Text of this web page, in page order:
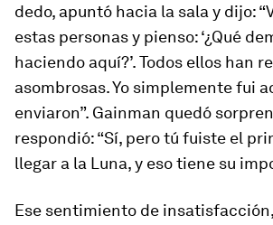
dedo, apuntó hacia la sala y dijo:
estas personas y pienso: ‘¿Qué
haciendo aquí?’. Todos ellos han
asombrosas. Yo simplemente fui
enviaron”. Gainman quedó
respondió: “Sí, pero tú fuiste el
llegar a la Luna, y eso tiene su
Ese sentimiento de